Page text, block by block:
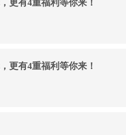
更有4重福利等你来！
更有4重福利等你来！